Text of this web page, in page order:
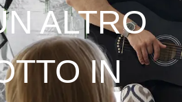
ALTRO
IN